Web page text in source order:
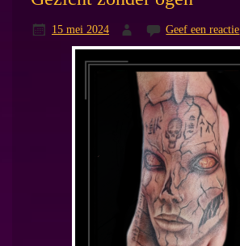
15 mei 2024 Geef een reactie